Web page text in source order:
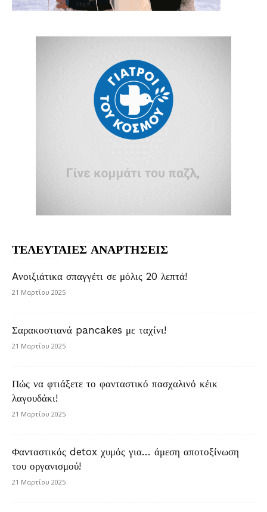
ΤΕΛΕΥΤΑΙΕΣ ΑΝΑΡΤΗΣΕΙΣ
Aνοιξιάτικα σπαγγέτι σε μόλις 20 λεπτά!
21 Μαρτίου 2025
Σαρακοστιανά pancakes με ταχίνι!
21 Μαρτίου 2025
Πώς να φτιάξετε το φανταστικό πασχαλινό κέικ
λαγουδάκι!
21 Μαρτίου 2025
Φανταστικός detox χυμός για… άμεση αποτοξίνωση
του οργανισμού!
21 Μαρτίου 2025